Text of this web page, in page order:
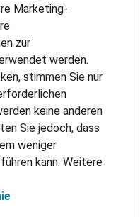
Marketing-
zur
werden.
stimmen Sie nur
keine anderen
Sie jedoch, dass
weniger
kann. Weitere